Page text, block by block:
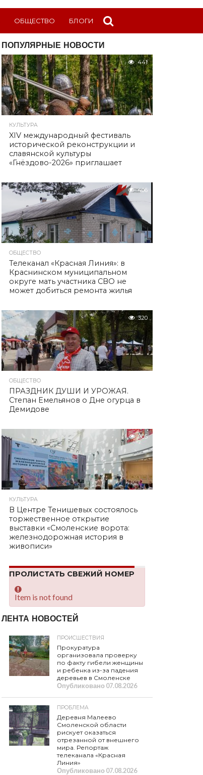
ОБЩЕСТВО БЛОГИ
ПОПУЛЯРНЫЕ НОВОСТИ
441
КУЛЬТУРА
XIV международный фестиваль
исторической реконструкции и
славянской культуры
«Гнёздово-2026» приглашает
406
ОБЩЕСТВО
Телеканал «Красная Линия»: в
Краснинском муниципальном
округе мать участника СВО не
может добиться ремонта жилья
320
ОБЩЕСТВО
ПРАЗДНИК ДУШИ И УРОЖАЯ.
Степан Емельянов о Дне огурца в
Демидове
305
КУЛЬТУРА
В Центре Тенишевых состоялось
торжественное открытие
выставки «Смоленские ворота:
железнодорожная история в
живописи»
ПРОЛИСТАТЬ СВЕЖИЙ НОМЕР
Item is not found
ЛЕНТА НОВОСТЕЙ
ПРОИСШЕСТВИЯ
Прокуратура
организовала проверку
по факту гибели женщины
и ребенка из-за падения
деревьев в Смоленске
Опубликовано07.08.2026
ПРОБЛЕМА
Деревня Малеево
Смоленской области
рискует оказаться
отрезанной от внешнего
мира. Репортаж
телеканала «Красная
Линия»
Опубликовано07.08.2026